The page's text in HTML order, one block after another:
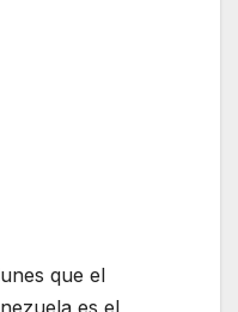
que el
es el